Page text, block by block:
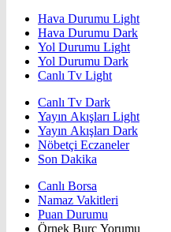
Hava Durumu Light
Hava Durumu Dark
Yol Durumu Light
Yol Durumu Dark
Canlı Tv Light
Canlı Tv Dark
Yayın Akışları Light
Yayın Akışları Dark
Nöbetçi Eczaneler
Son Dakika
Canlı Borsa
Namaz Vakitleri
Puan Durumu
Örnek Burç Yorumu